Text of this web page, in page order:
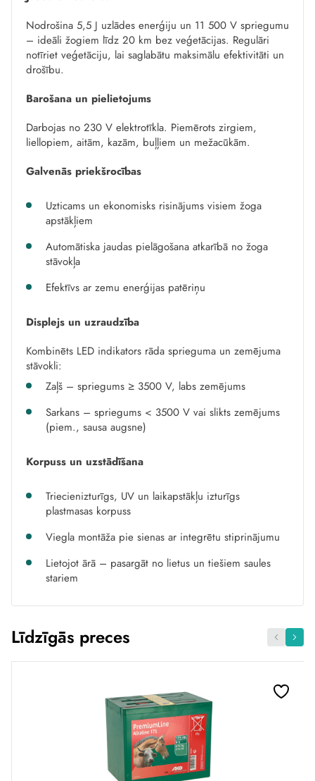
Nodrošina 5,5 J uzlādes enerģiju un 11 500 V spriegumu
– ideāli žogiem līdz 20 km bez veģetācijas. Regulāri
notīriet veģetāciju, lai saglabātu maksimālu efektivitāti un
drošību.
Barošana un pielietojums
Darbojas no 230 V elektrotīkla. Piemērots zirgiem,
liellopiem, aitām, kazām, buļļiem un mežacūkām.
Galvenās priekšrocības
Uzticams un ekonomisks risinājums visiem žoga
apstākļiem
Automātiska jaudas pielāgošana atkarībā no žoga
stāvokļa
Efektīvs ar zemu enerģijas patēriņu
Displejs un uzraudzība
Kombinēts LED indikators rāda sprieguma un zemējuma
stāvokli:
Zaļš – spriegums ≥ 3500 V, labs zemējums
Sarkans – spriegums < 3500 V vai slikts zemējums
(piem., sausa augsne)
Korpuss un uzstādīšana
Triecienizturīgs, UV un laikapstākļu izturīgs
plastmasas korpuss
Viegla montāža pie sienas ar integrētu stiprinājumu
Lietojot ārā – pasargāt no lietus un tiešiem saules
stariem
Līdzīgās preces